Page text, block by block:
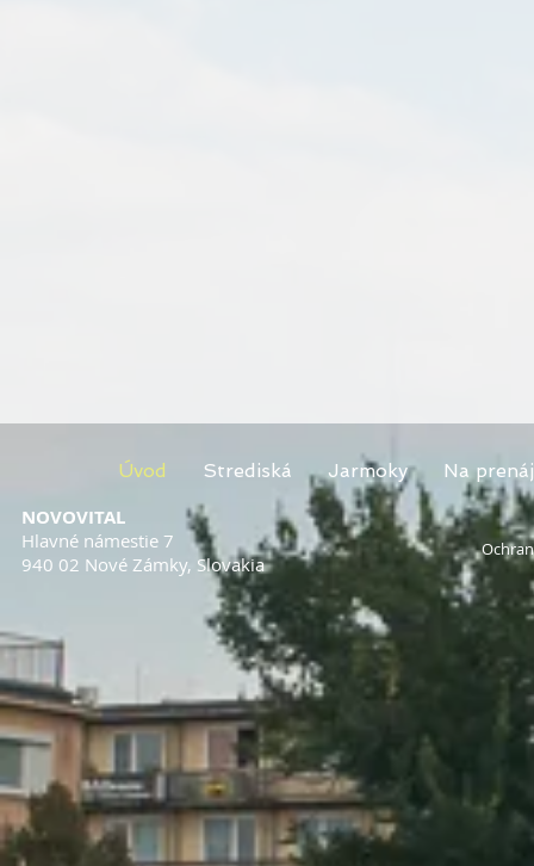
Úvod Strediská Jarmoky Na
NOVOVITAL
Hlavné námestie 7
940 02 Nové Zámky, Slovakia